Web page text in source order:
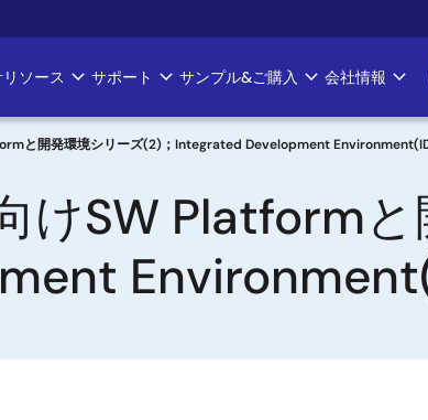
ソース サポート サンプル&ご購入 会社情報
と開発環境シリーズ(2)；Integrated Development
けSW Platformと